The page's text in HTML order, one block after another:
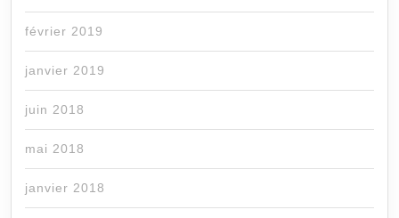
février 2019
janvier 2019
juin 2018
mai 2018
janvier 2018